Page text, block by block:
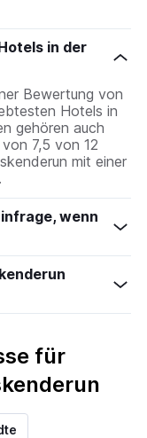
in der
Bewertung von
Hotels in
gehören auch
7,5 von 12
mit einer
wenn
für